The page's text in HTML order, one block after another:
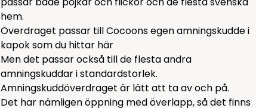
hem.
Överdraget passar till Cocoons egen amningskudde i
kapok som du hittar här
Men det passar också till de flesta andra
amningskuddar i standardstorlek.
Amningskuddöverdraget är lätt att ta av och på.
Det har nämligen öppning med överlapp, så det finns